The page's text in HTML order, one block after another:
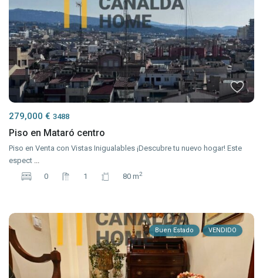
279,000 €3488
Piso en Mataró centro
Piso en Venta con Vistas Inigualables ¡Descubre tu nuevo hogar! Este
espect ...
0
1 80 m2
Buen Estado VENDIDO